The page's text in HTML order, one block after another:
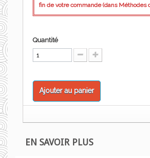
fin de votre commande (dans Méthodes
Quantité
Ajouter au panier
EN SAVOIR PLUS